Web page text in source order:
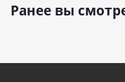
Ранее вы